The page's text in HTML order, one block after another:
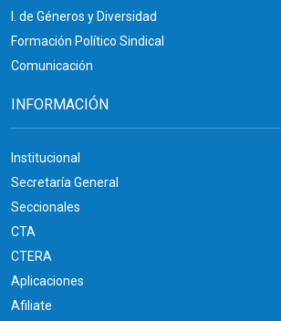
I. de Géneros y Diversidad
Formación Político Sindical
Comunicación
INFORMACIÓN
Institucional
Secretaría General
Seccionales
CTA
CTERA
Aplicaciones
Afiliate